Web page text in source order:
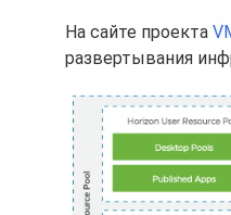
На сайте проекта
развертывания